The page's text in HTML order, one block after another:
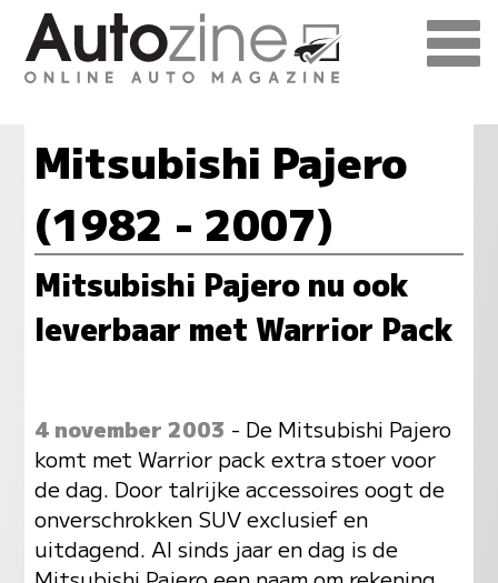
Mitsubishi Pajero
(1982 - 2007)
Mitsubishi Pajero nu ook
leverbaar met Warrior Pack
4 november 2003 - De Mitsubishi Pajero
komt met Warrior pack extra stoer voor
de dag. Door talrijke accessoires oogt de
onverschrokken SUV exclusief en
uitdagend. Al sinds jaar en dag is de